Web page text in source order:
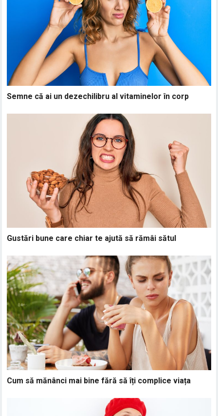
Semne că ai un dezechilibru al vitaminelor în corp
Gustări bune care chiar te ajută să rămâi sătul
Cum să mănânci mai bine fără să îți complice viața